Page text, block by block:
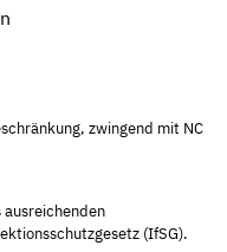
zwingend mit NC
ausreichenden
(IfSG).